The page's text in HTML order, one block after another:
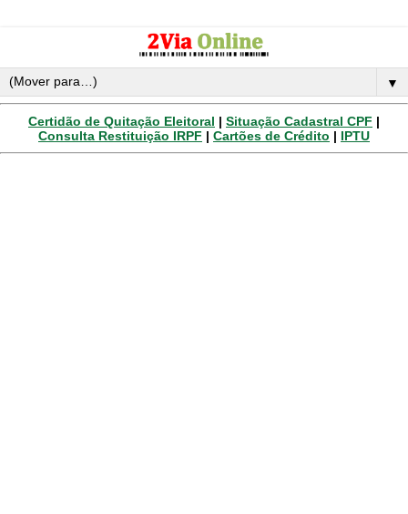
▼
Certidão de Quitação Eleitoral | Situação Cadastral CPF |
Consulta Restituição IRPF | Cartões de Crédito | IPTU